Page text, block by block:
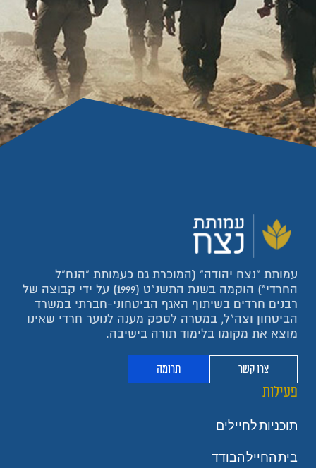
עמותת "נצח יהודה" (המוכרת גם כעמותת "הנח"ל
החרדי") הוקמה בשנת התשנ"ט (1999) על ידי קבוצה של
רבנים חרדים בשיתוף האגף הביטחוני-חברתי במשרד
הביטחון וצה"ל, במטרה לספק מענה לנוער חרדי שאינו
מוצא את מקומו בלימוד תורה בישיבה.
צרו קשר תרומה
פעילות
תוכניות לחיילים
בית החייל הבודד